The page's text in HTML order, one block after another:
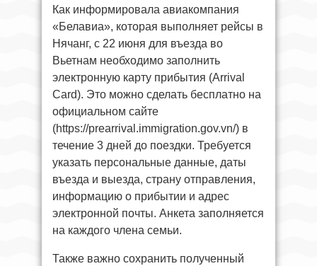
Как информировала авиакомпания
«Белавиа», которая выполняет рейсы в
Нячанг, с 22 июня для въезда во
Вьетнам необходимо заполнить
электронную карту прибытия (Arrival
Card). Это можно сделать бесплатно на
официальном сайте
(https://prearrival.immigration.gov.vn/) в
течение 3 дней до поездки. Требуется
указать персональные данные, даты
въезда и выезда, страну отправления,
информацию о прибытии и адрес
электронной почты. Анкета заполняется
на каждого члена семьи.
Также важно сохранить полученный